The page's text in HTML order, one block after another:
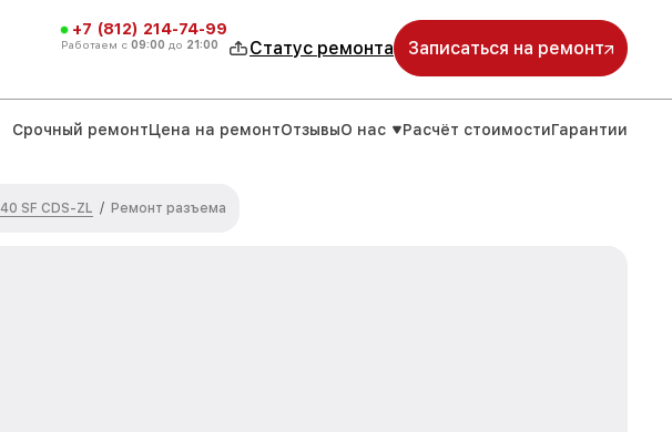
+7 (812) 214-74-99
Работаем с 09:00 до 21:00 Статус ремонта Записаться на ремонт
Срочный ремонтЦена на ремонтОтзывыО нас Расчёт стоимостиГарантии
SF CDS-ZL / Ремонт разъема